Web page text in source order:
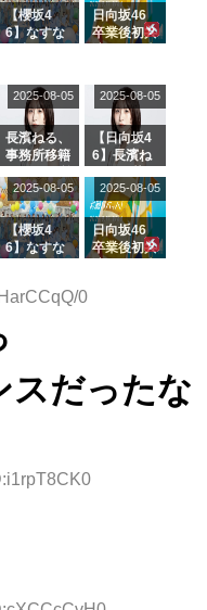
に。これで
事務所に所
属している
がこちら
【櫻坂4
6】なすな
2曲目っ
て...【ラヴ
ィット 東
京ドーム公
演】
日向坂46
卒業後初共
師匠オード
リー若林さ
んと再会し
た結果･･･
【激レアさ
きた。】
長濱ねる、
事務所移籍
属を発表
2025-08-05
【日向坂4
6】長濱ね
ら移籍しフ
ラーム所属
に。これで
事務所に所
属している
2025-08-05
【櫻坂4
6】なすな
2曲目っ
ィット 東
京ドーム公
2025-08-05
日向坂46
卒業後初共
んを連れて
きた。】
2025-08-05
0
スだったな